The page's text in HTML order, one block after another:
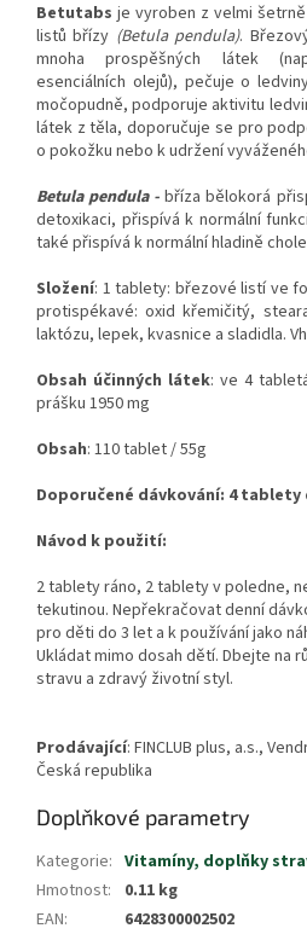
Betutabs je vyroben z velmi
listů břízy (Betula pendula).
mnoha prospěšných látek
esenciálních olejů), pečuje o
močopudně, podporuje aktivitu
látek z těla, doporučuje se pro
o pokožku nebo k udržení
Betula pendula - bříza bělokorá
detoxikaci, přispívá k normální
také přispívá k normální hladině
Složení: 1 tablety: březové listí ve
protispékavé: oxid křemičitý,
laktózu, lepek, kvasnice a sladidla.
Obsah účinných látek: ve 4
prášku 1950 mg
Obsah: 110 tablet / 55g
Doporučené dávkování: 4 tablety
Návod k použití:
2 tablety ráno, 2 tablety v poledne,
tekutinou. Nepřekračovat denní
pro děti do 3 let a k používání jako
Ukládat mimo dosah dětí. Dbejte na
stravu a zdravý životní styl.
Prodávající: FINCLUB plus, a.s.,
Česká republika
Doplňkové parametry
Kategorie: Vitamíny, doplňky
Hmotnost:
0.11 kg
EAN:
6428300002502